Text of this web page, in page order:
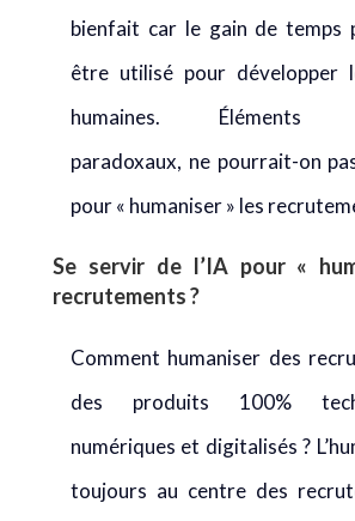
bienfait car le gain de temps
être utilisé pour développer
humaines. Éléments
paradoxaux, ne pourrait-on
pour « humaniser » les
Se servir de l’IA pour «
recrutements ?
Comment humaniser des
des produits 100%
numériques et digitalisés ?
toujours au centre des